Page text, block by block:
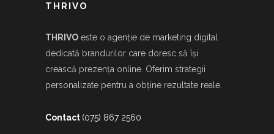
THRIVO
THRIVO este o agenție de marketing digital
dedicată brandurilor care doresc să își
crească prezența online. Oferim strategii
personalizate pentru a obține rezultate reale.
Contact (075) 867 2560